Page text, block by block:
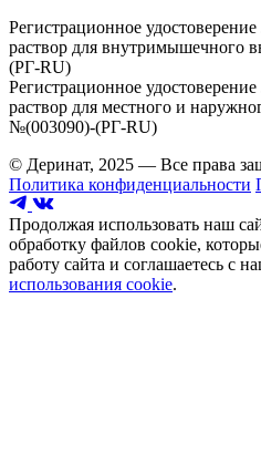
Регистрационное
раствор для
(РГ-RU)
Регистрационное
раствор для местного и
№(003090)-(РГ-RU)
© Деринат, 2025 — Все права
Политика конфиденциальности
Продолжая использовать наш
обработку файлов cookie,
работу сайта и соглашаетесь с
использования cookie.